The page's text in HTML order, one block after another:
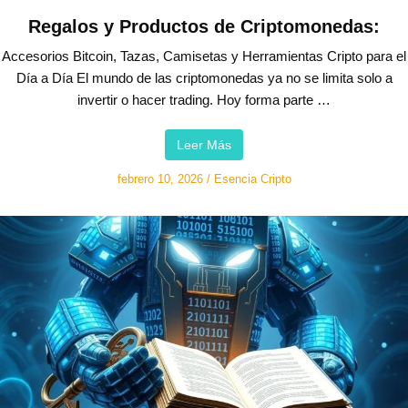
Regalos y Productos de Criptomonedas:
Accesorios Bitcoin, Tazas, Camisetas y Herramientas Cripto para el
Día a Día El mundo de las criptomonedas ya no se limita solo a
invertir o hacer trading. Hoy forma parte …
Leer Más
febrero 10, 2026/ Esencia Cripto